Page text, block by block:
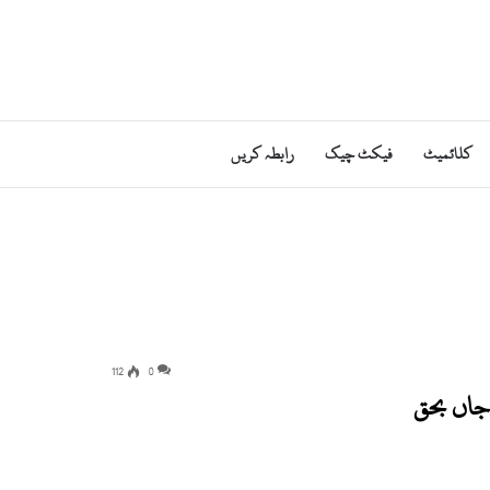
کلائمیٹ فیکٹ چیک رابطہ کریں
0
112